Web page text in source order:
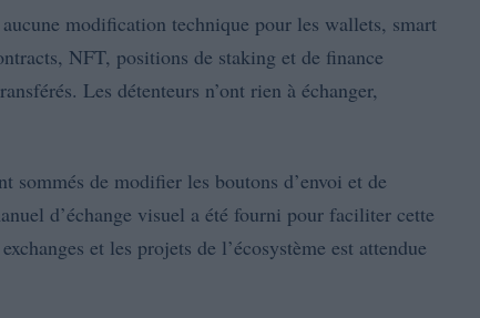
aucune modification technique pour les wallets, smart
NFT, positions de staking et de finance
Les détenteurs n’ont rien à échanger,
sommés de modifier les boutons d’envoi et de
d’échange visuel a été fourni pour faciliter cette
et les projets de l’écosystème est attendue